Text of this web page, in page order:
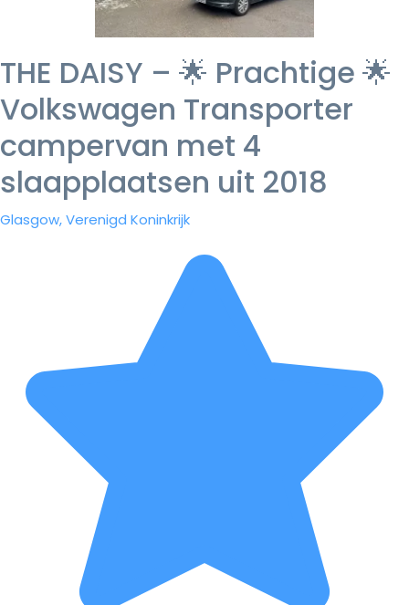
THE DAISY – 🌟 Prachtige 🌟
Volkswagen Transporter
campervan met 4
slaapplaatsen uit 2018
Glasgow, Verenigd Koninkrijk